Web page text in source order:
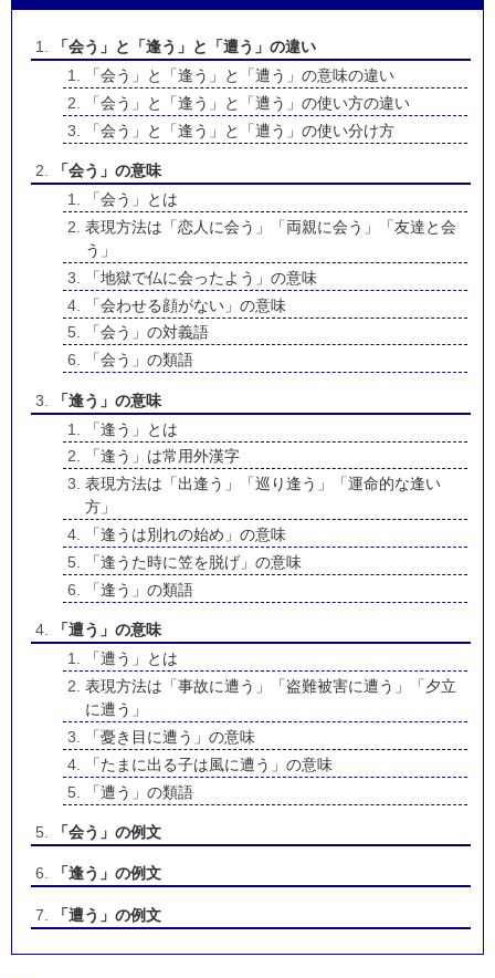
「会う」と「逢う」と「遭う」の違い
「会う」と「逢う」と「遭う」の意味の違い
「会う」と「逢う」と「遭う」の使い方の違い
「会う」と「逢う」と「遭う」の使い分け方
「会う」の意味
「会う」とは
表現方法は「恋人に会う」「両親に会う」「友達と会
う」
「地獄で仏に会ったよう」の意味
「会わせる顔がない」の意味
「会う」の対義語
「会う」の類語
「逢う」の意味
「逢う」とは
「逢う」は常用外漢字
表現方法は「出逢う」「巡り逢う」「運命的な逢い
方」
「逢うは別れの始め」の意味
「逢うた時に笠を脱げ」の意味
「逢う」の類語
「遭う」の意味
「遭う」とは
表現方法は「事故に遭う」「盗難被害に遭う」「夕立
に遭う」
「憂き目に遭う」の意味
「たまに出る子は風に遭う」の意味
「遭う」の類語
「会う」の例文
「逢う」の例文
「遭う」の例文